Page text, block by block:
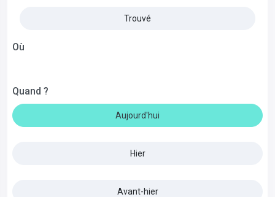
Trouvé
Où
Quand ?
Aujourd'hui
Hier
Avant-hier